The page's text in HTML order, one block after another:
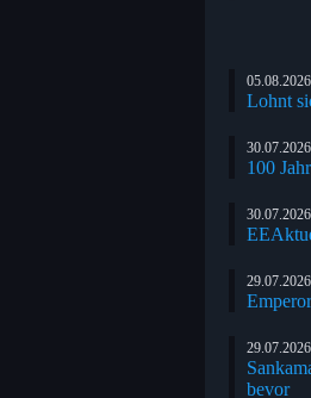
Lohnt
100
bevor